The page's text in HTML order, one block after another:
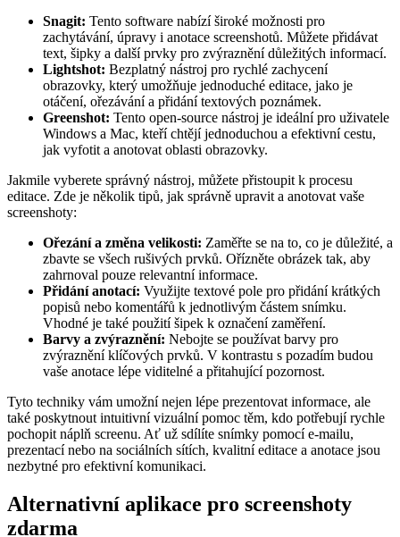
Snagit: Tento software nabízí široké možnosti pro
zachytávání, úpravy i anotace screenshotů. Můžete přidávat
text, šipky a další prvky pro zvýraznění důležitých informací.
Lightshot: Bezplatný nástroj pro rychlé zachycení
obrazovky, který umožňuje jednoduché editace, jako je
otáčení, ořezávání a přidání textových poznámek.
Greenshot: Tento open-source nástroj je ideální pro uživatele
Windows a Mac, kteří chtějí jednoduchou a efektivní cestu,
jak vyfotit a anotovat oblasti obrazovky.
Jakmile vyberete správný nástroj, můžete přistoupit k procesu
editace. Zde je několik tipů, jak správně upravit a anotovat vaše
screenshoty:
Ořezání a změna velikosti: Zaměřte se na to, co je důležité, a
zbavte se všech rušivých prvků. Ořízněte obrázek tak, aby
zahrnoval pouze relevantní informace.
Přidání anotací: Využijte textové pole pro přidání krátkých
popisů nebo komentářů k jednotlivým částem snímku.
Vhodné je také použití šipek k označení zaměření.
Barvy a zvýraznění: Nebojte se používat barvy pro
zvýraznění klíčových prvků. V kontrastu s pozadím budou
vaše anotace lépe viditelné a přitahující pozornost.
Tyto techniky vám umožní nejen lépe prezentovat informace, ale
také poskytnout intuitivní vizuální pomoc těm, kdo potřebují rychle
pochopit náplň screenu. Ať už sdílíte snímky pomocí e-mailu,
prezentací nebo na sociálních sítích, kvalitní editace a anotace jsou
nezbytné pro efektivní komunikaci.
Alternativní aplikace pro screenshoty
zdarma